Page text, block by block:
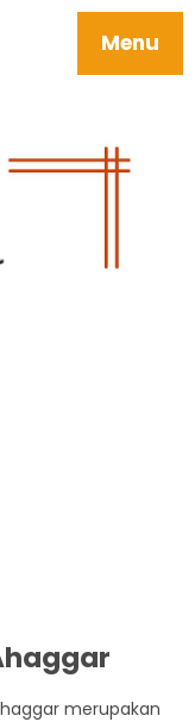
Menu
04
merupakan